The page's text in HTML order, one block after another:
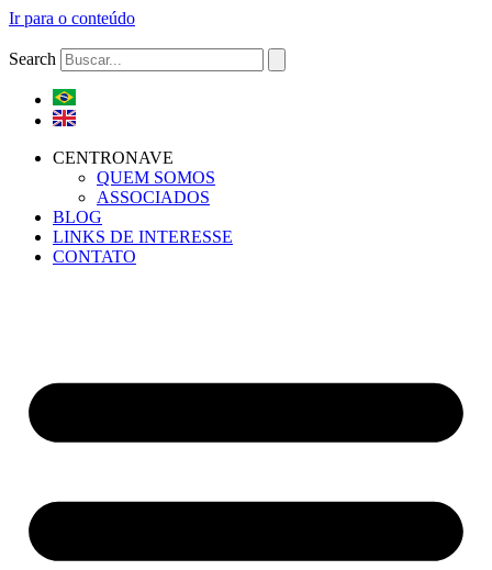
Ir para o conteúdo
Search
CENTRONAVE
QUEM SOMOS
ASSOCIADOS
BLOG
LINKS DE INTERESSE
CONTATO